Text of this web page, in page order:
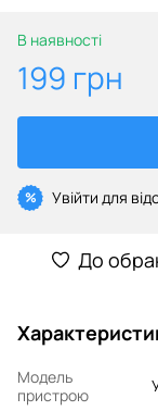
В наявності
199 грн
% Увійти для
До
Модель
пристрою